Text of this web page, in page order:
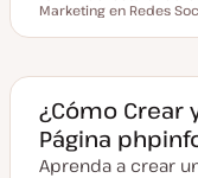
Tiempo de lectura
F
c
a
c
t
u
a
l
Marketing en Redes
¿Cómo Crear
Página
Aprenda a crear